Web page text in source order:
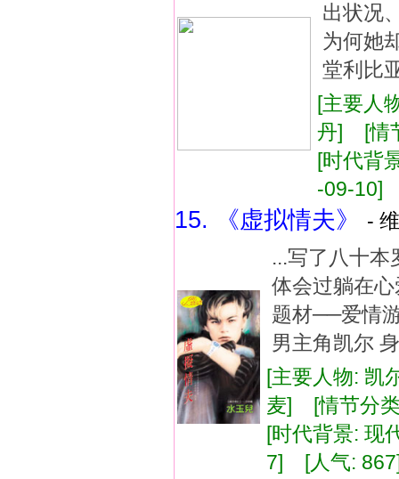
出状况
为何她
堂利比
[主要人
丹] [情
[时代背
-09-10]
15. 《虚拟情夫》
-
...写了八十本
体会过躺在
题材──爱情
男主角凯尔
[主要人物: 凯
麦] [情节分
[时代背景:
7] [人气: